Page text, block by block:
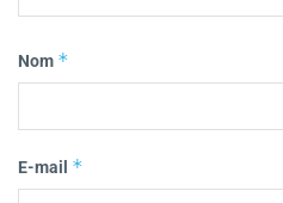
Nom *
E-mail *